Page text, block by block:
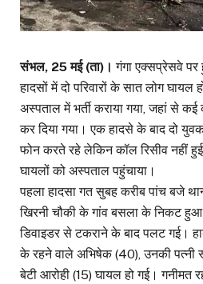
संभल, 25 मई (ता)।गंगा एक्सप्रेसवे
हादसों में दो परिवारों के सात लोग घायल
अस्पताल में भर्ती कराया गया, जहां से
कर दिया गया। एक हादसे के बाद दो
फोन करते रहे लेकिन कॉल रिसीव नहीं
घायलों को अस्पताल पहुंचाया।
पहला हादसा गत सुबह करीब पांच बजे
खिरनी चौकी के गांव बसला के निकट
डिवाइडर से टकराने के बाद पलट गई।
के रहने वाले अभिषेक (40), उनकी पत्नी
बेटी आरोही (15) घायल हो गई।